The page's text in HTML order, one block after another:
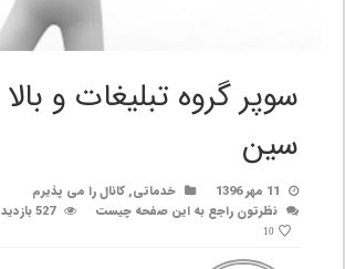
سوپر گروه تبلیغات و
سین
11 مهر 1396 خدماتی,کانال را می پذیرم
نظرتون راجع به این صفحه چیست
527 بازدید
10